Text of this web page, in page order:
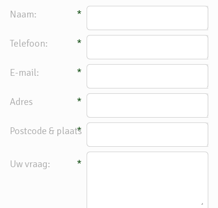
*
Naam:
*
Telefoon:
E-mail: *
*
Adres
*
Postcode & plaats
Uw vraag: *